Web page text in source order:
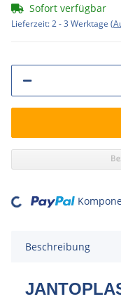
Sofort verfügbar
Lieferzeit:2 - 3 Werktage
Loading...
Beschreibung